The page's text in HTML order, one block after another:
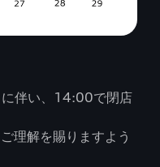
伴い、14:00で閉店
理解を賜りますよう